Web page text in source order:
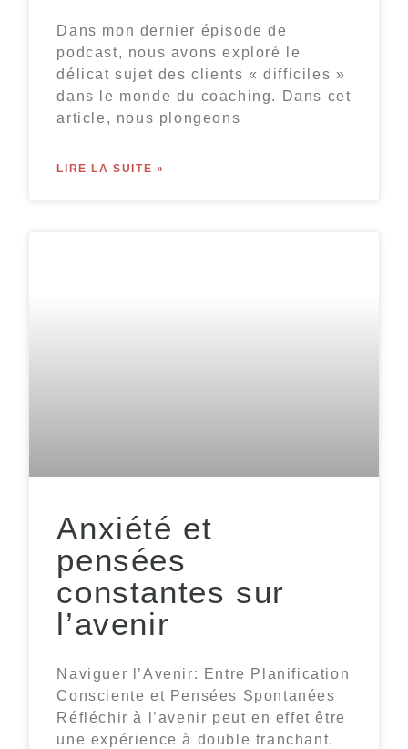
Dans mon dernier épisode de
podcast, nous avons exploré le
délicat sujet des clients « difficiles »
dans le monde du coaching. Dans cet
article, nous plongeons
LIRE LA SUITE »
Anxiété et
pensées
constantes sur
l’avenir
Naviguer l’Avenir: Entre Planification
Consciente et Pensées Spontanées
Réfléchir à l’avenir peut en effet être
une expérience à double tranchant,